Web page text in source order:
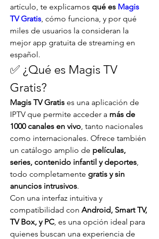
artículo, te explicamos qué es Magis
TV Gratis, cómo funciona, y por qué
miles de usuarios la consideran la
mejor app gratuita de streaming en
español.
✅ ¿Qué es Magis TV
Gratis?
Magis TV Gratis es una aplicación de
IPTV que permite acceder a más de
1000 canales en vivo, tanto nacionales
como internacionales. Ofrece también
un catálogo amplio de películas,
series, contenido infantil y deportes,
todo completamente gratis y sin
anuncios intrusivos.
Con una interfaz intuitiva y
compatibilidad con Android, Smart TV,
TV Box, y PC, es una opción ideal para
quienes buscan una experiencia de